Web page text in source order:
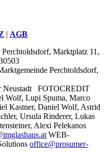
| AGB
Marktplatz 11,
Perchtoldsdorf,
NeustadtFOTOCREDIT
Wolf, Lupi Spuma, Marco
Kastner, Daniel Wolf, Astrid
Ursula Rinderer, Lukas
Alexi Pelekanos
WEB-
office@prosumer-